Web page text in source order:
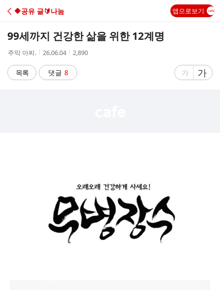
C
A
🔶️공유 글🔰나눔 앱으로보기
99세까지 건강한 삶을 위한 12계명
작
자
주막 아찌.
작
시
26.06.04
조
수
2,890
목록 댓글 8
글
가
글
자
가